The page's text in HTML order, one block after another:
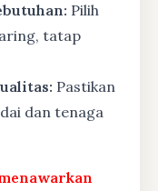
Pilih
tatap
Pastikan
dan tenaga